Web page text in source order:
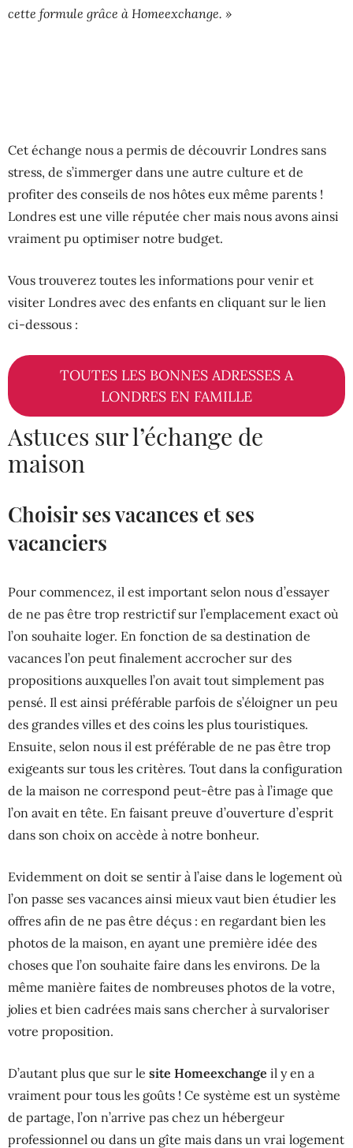
cette formule grâce à Homeexchange. »
Cet échange nous a permis de découvrir Londres sans
stress, de s’immerger dans une autre culture et de
profiter des conseils de nos hôtes eux même parents !
Londres est une ville réputée cher mais nous avons ainsi
vraiment pu optimiser notre budget.
Vous trouverez toutes les informations pour venir et
visiter Londres avec des enfants en cliquant sur le lien
ci-dessous :
TOUTES LES BONNES ADRESSES A
LONDRES EN FAMILLE
Astuces sur l’échange de
maison
Choisir ses vacances et ses
vacanciers
Pour commencez, il est important selon nous d’essayer
de ne pas être trop restrictif sur l’emplacement exact où
l’on souhaite loger. En fonction de sa destination de
vacances l’on peut finalement accrocher sur des
propositions auxquelles l’on avait tout simplement pas
pensé. Il est ainsi préférable parfois de s’éloigner un peu
des grandes villes et des coins les plus touristiques.
Ensuite, selon nous il est préférable de ne pas être trop
exigeants sur tous les critères. Tout dans la configuration
de la maison ne correspond peut-être pas à l’image que
l’on avait en tête. En faisant preuve d’ouverture d’esprit
dans son choix on accède à notre bonheur.
Evidemment on doit se sentir à l’aise dans le logement où
l’on passe ses vacances ainsi mieux vaut bien étudier les
offres afin de ne pas être déçus : en regardant bien les
photos de la maison, en ayant une première idée des
choses que l’on souhaite faire dans les environs. De la
même manière faites de nombreuses photos de la votre,
jolies et bien cadrées mais sans chercher à survaloriser
votre proposition.
D’autant plus que sur le site Homeexchange il y en a
vraiment pour tous les goûts ! Ce système est un système
de partage, l’on n’arrive pas chez un hébergeur
professionnel ou dans un gîte mais dans un vrai logement